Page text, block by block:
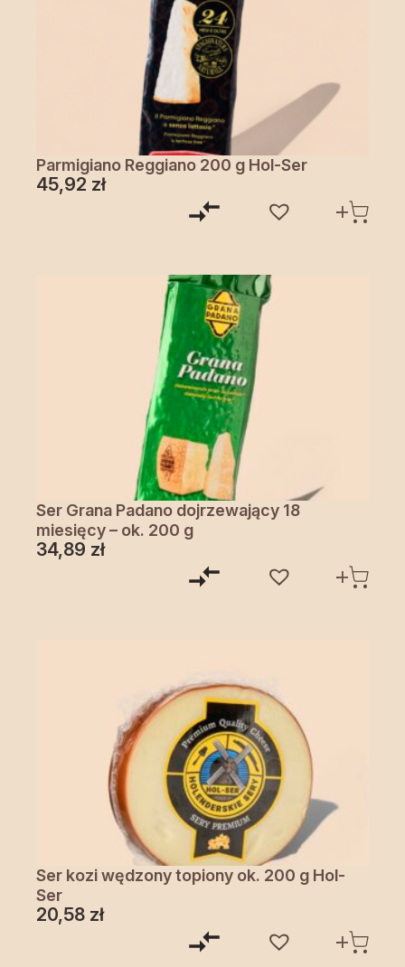
Parmigiano Reggiano 200 g Hol-Ser
45,92 zł
Ser Grana Padano dojrzewający 18
miesięcy – ok. 200 g
34,89 zł
Ser kozi wędzony topiony ok. 200 g Hol-
Ser
20,58 zł